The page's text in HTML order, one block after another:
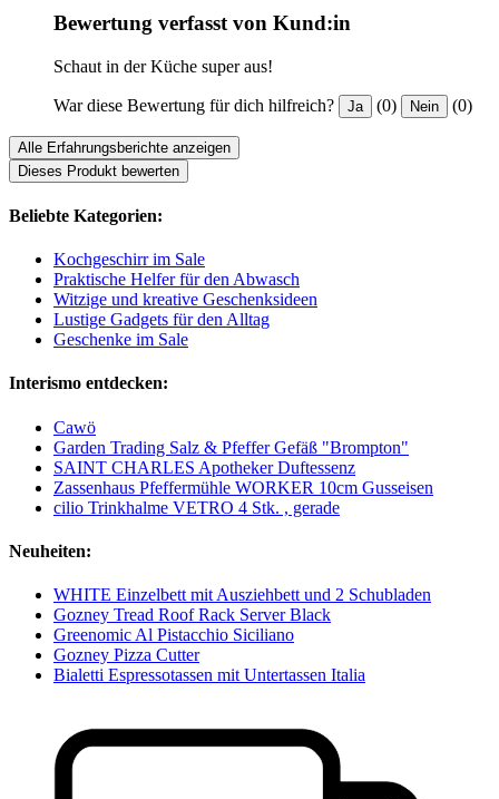
Bewertung verfasst von Kund:in
Schaut in der Küche super aus!
War diese Bewertung für dich hilfreich? Ja (0) Nein (0)
Alle Erfahrungsberichte anzeigen
Dieses Produkt bewerten
Beliebte Kategorien:
Kochgeschirr im Sale
Praktische Helfer für den Abwasch
Witzige und kreative Geschenksideen
Lustige Gadgets für den Alltag
Geschenke im Sale
Interismo entdecken:
Cawö
Garden Trading Salz & Pfeffer Gefäß "Brompton"
SAINT CHARLES Apotheker Duftessenz
Zassenhaus Pfeffermühle WORKER 10cm Gusseisen
cilio Trinkhalme VETRO 4 Stk. , gerade
Neuheiten:
WHITE Einzelbett mit Ausziehbett und 2 Schubladen
Gozney Tread Roof Rack Server Black
Greenomic Al Pistacchio Siciliano
Gozney Pizza Cutter
Bialetti Espressotassen mit Untertassen Italia